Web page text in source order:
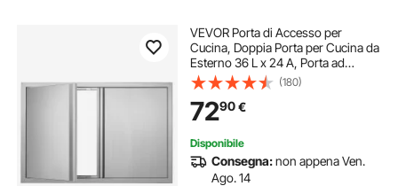
VEVOR Porta di Accesso per
Cucina, Doppia Porta per Cucina da
Esterno 36 L x 24 A, Porta ad
Incasso in Acciaio Inox ad Incasso,
per Isola BBQ, Stazione per
Grigliate, Armadietto da Esterno
(180)
7290€
Disponibile
Consegna:non appena Ven.
Ago. 14